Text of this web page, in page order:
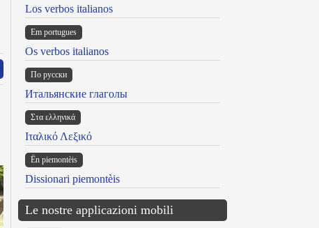
Los verbos italianos
Em portugues
Os verbos italianos
По русски
Итальянские глаголы
Στα ελληνικά
Ιταλικό Λεξικό
Ën piemontèis
Dissionari piemontèis
Le nostre applicazioni mobili